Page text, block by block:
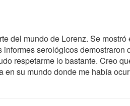
del mundo de Lorenz. Se
serológicos
respetarme lo bastante. Creo
en su mundo donde me había